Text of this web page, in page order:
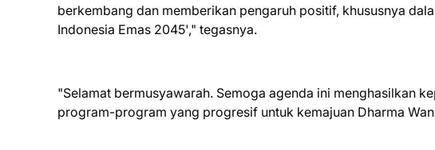
berkembang dan memberikan pengaruh positif, khususnya
Indonesia Emas 2045'," tegasnya.
"Selamat bermusyawarah. Semoga agenda ini menghasilkan
program-program yang progresif untuk kemajuan Dharma